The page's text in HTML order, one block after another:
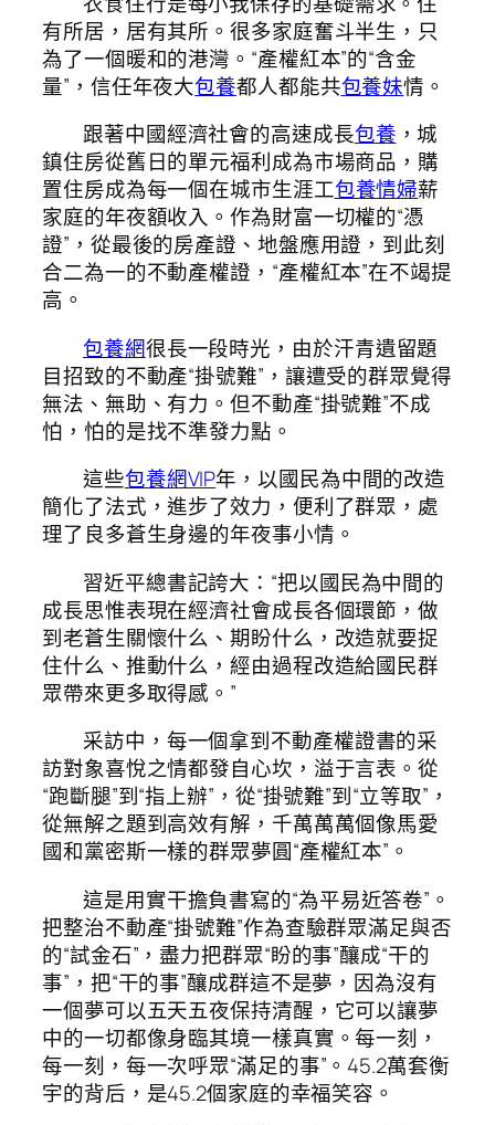
有所居，居有其所。很多家庭奮斗半生，只
為了一個暖和的港灣。“產權紅本”的“含金
量”，信任年夜大包養都人都能共包養妹情。
跟著中國經濟社會的高速成長包養 ，城
鎮住房從舊日的單元福利成為市場商品，購
置住房成為每一個在城市生涯工包養情婦薪
家庭的年夜額收入。作為財富一切權的“憑
證”，從最後的房產證、地盤應用證，到此刻
合二為一的不動產權證，“產權紅本”在不竭提
高。
包養網很長一段時光，由於汗青遺留題
目招致的不動產“掛號難”，讓遭受的群眾覺得
無法、無助、有力。但不動產“掛號難”不成
怕，怕的是找不準發力點。
這些包養網VIP年，以國民為中間的改造
簡化了法式，進步了效力，便利了群眾，處
理了良多蒼生身邊的年夜事小情。
習近平總書記誇大：“把以國民為中間的
成長思惟表現在經濟社會成長各個環節，做
到老蒼生關懷什么、期盼什么，改造就要捉
住什么、推動什么，經由過程改造給國民群
眾帶來更多取得感。”
采訪中，每一個拿到不動產權證書的采
訪對象喜悅之情都發自心坎，溢于言表。從
“跑斷腿”到“指上辦”，從“掛號難”到“立等取”，
從無解之題到高效有解，千萬萬萬個像馬愛
國和黨密斯一樣的群眾夢圓“產權紅本”。
這是用實干擔負書寫的“為平易近答卷”。
把整治不動產“掛號難”作為查驗群眾滿足與否
的“試金石”，盡力把群眾“盼的事”釀成“干的
事”，把“干的事”釀成群這不是夢，因為沒有
一個夢可以五天五夜保持清醒，它可以讓夢
中的一切都像身臨其境一樣真實。每一刻，
每一刻，每一次呼眾“滿足的事”。45.2萬套衡
宇的背后，是45.2個家庭的幸福笑容。